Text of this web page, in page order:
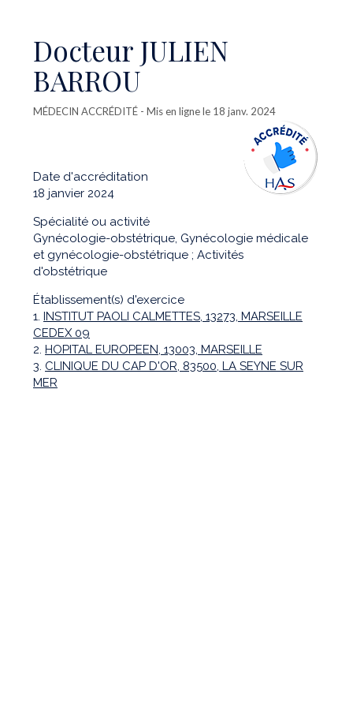
Docteur JULIEN
BARROU
MÉDECIN ACCRÉDITÉ - Mis en ligne le 18 janv. 2024
Date d'accréditation
18 janvier 2024
Spécialité ou activité
Gynécologie-obstétrique, Gynécologie médicale
et gynécologie-obstétrique ; Activités
d'obstétrique
Établissement(s) d'exercice
1. INSTITUT PAOLI CALMETTES, 13273, MARSEILLE
CEDEX 09
2. HOPITAL EUROPEEN, 13003, MARSEILLE
3. CLINIQUE DU CAP D'OR, 83500, LA SEYNE SUR
MER